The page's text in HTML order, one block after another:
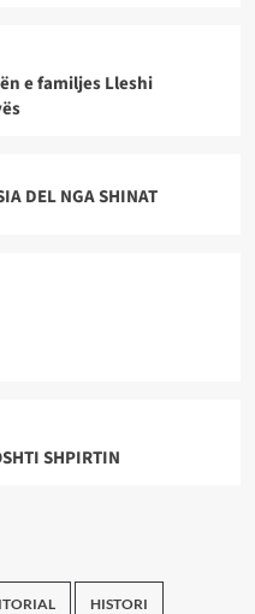
e familjes Lleshi
DEL NGA SHINAT
SHPIRTIN
HISTORI